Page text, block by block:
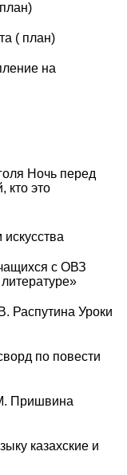
( план)
на
Ночь перед
кто это
с ОВЗ
Распутина Уроки
по повести
Пришвина
казахские и